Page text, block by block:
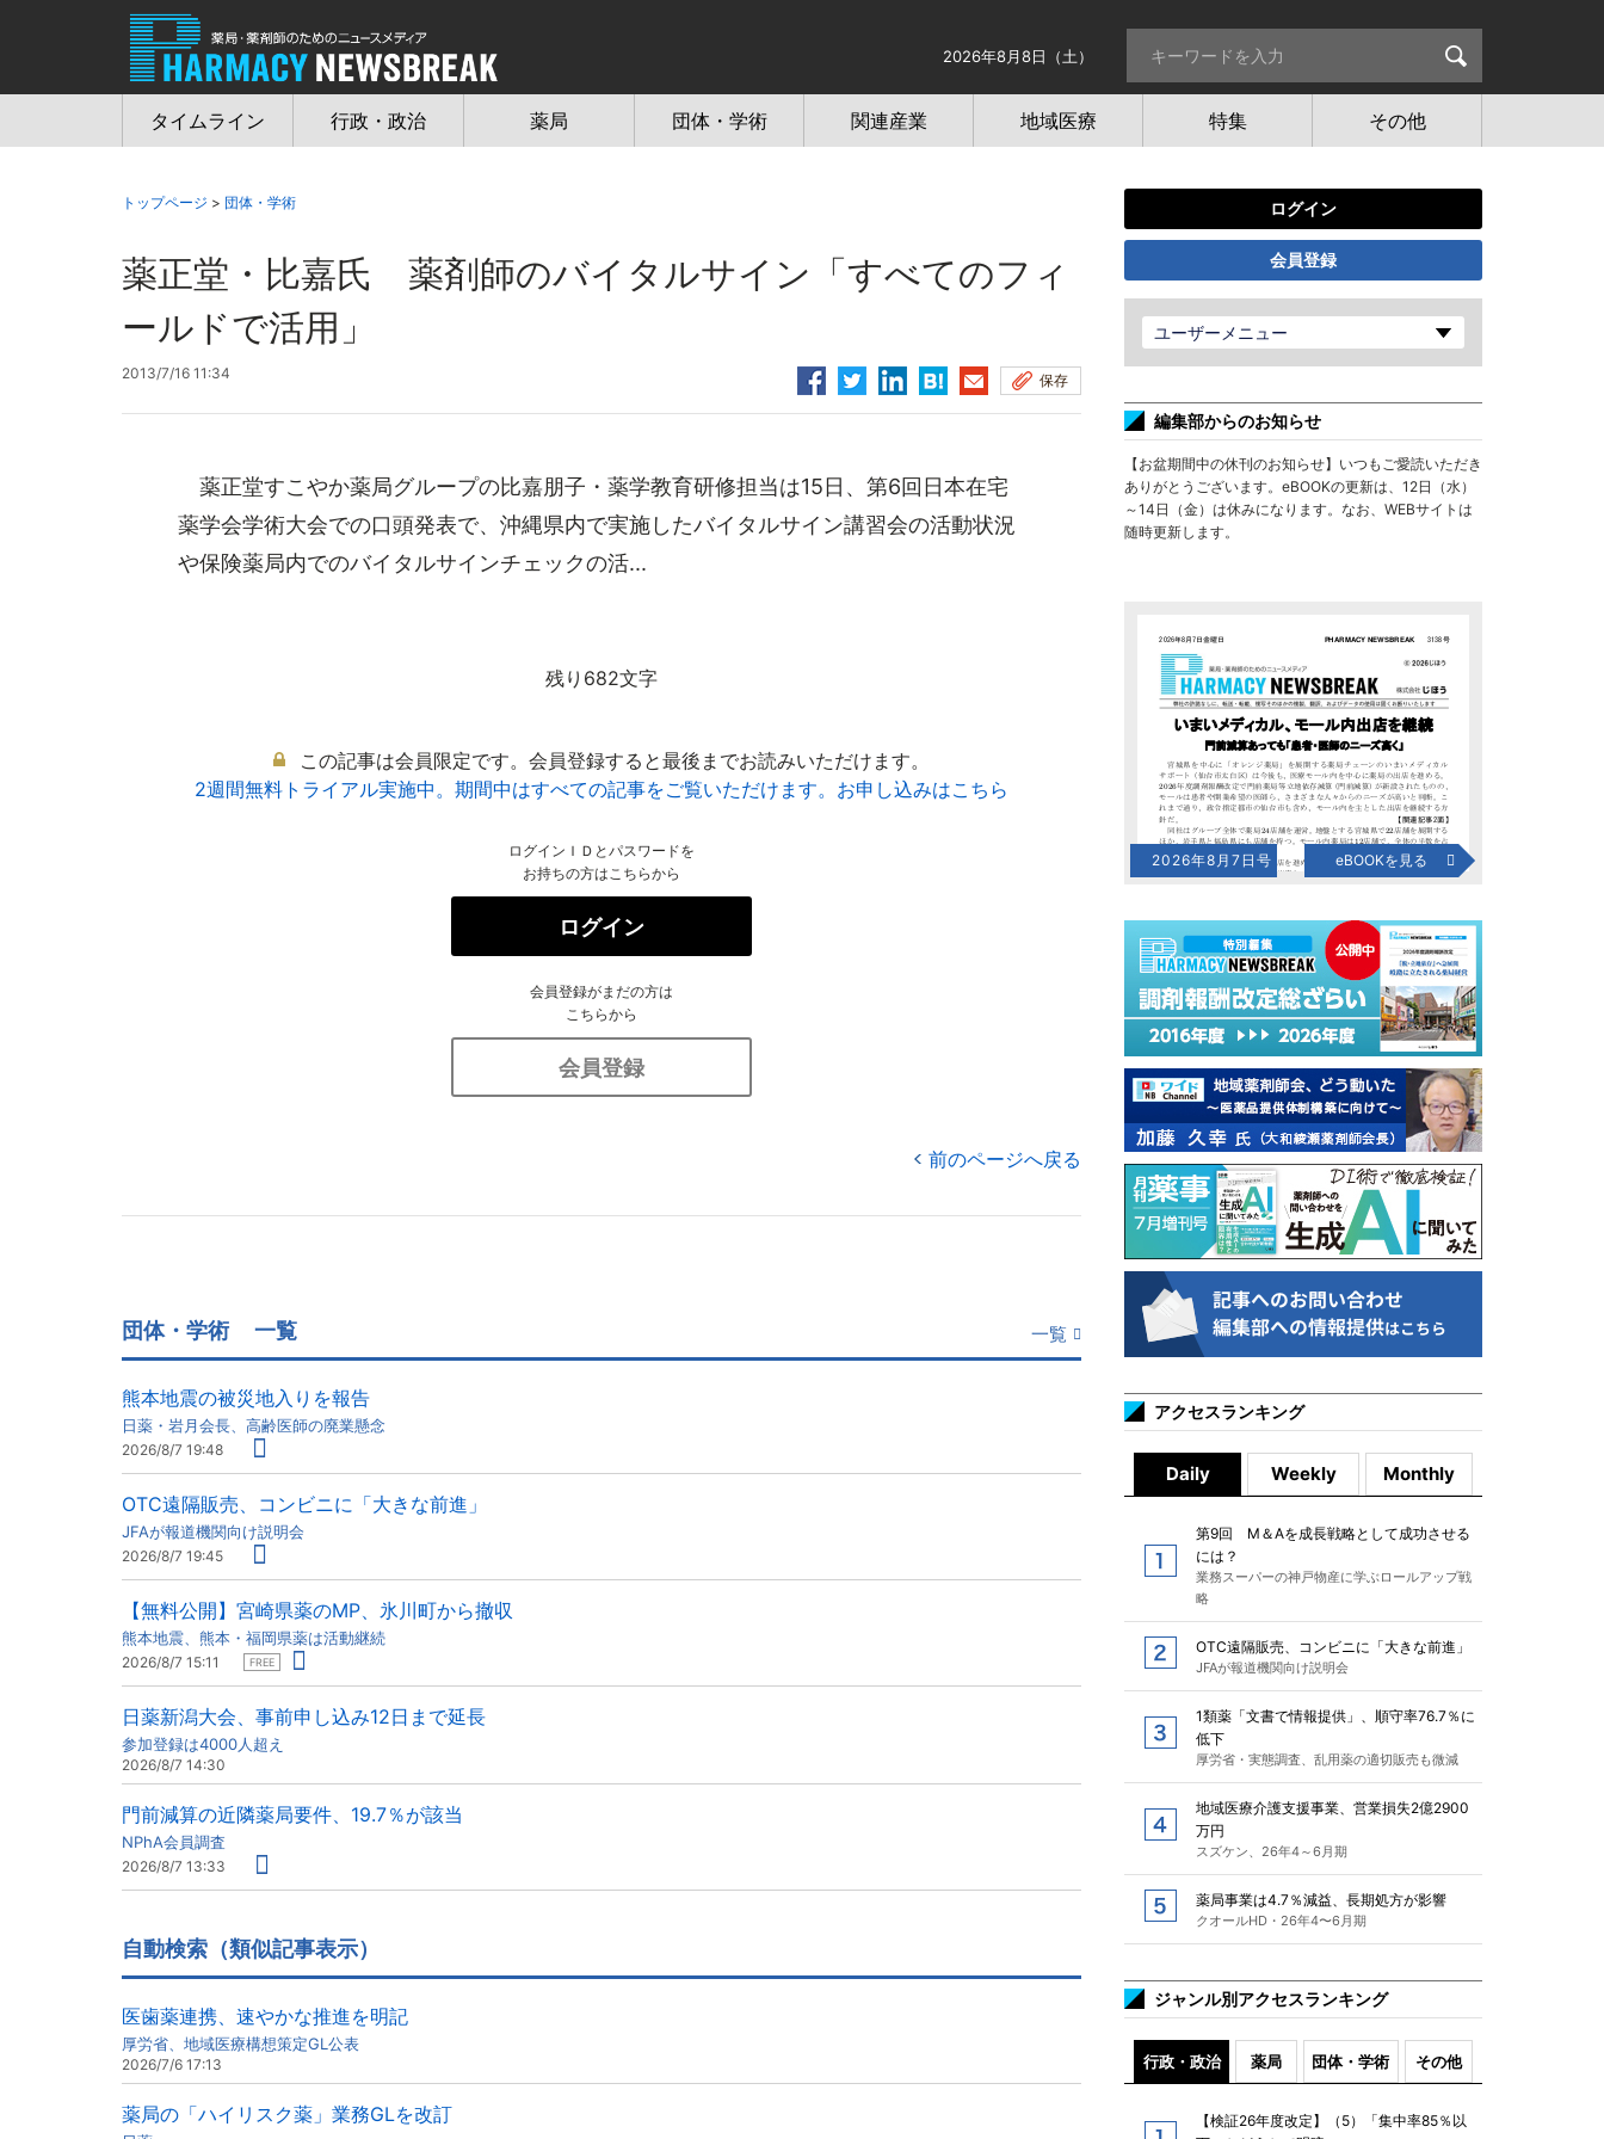
2026年8月8日（土）
タイムライン 行政・政治 薬局 団体・学術 関連産業 地域医療 特集 その他
トップページ > 団体・学術
薬正堂・比嘉氏 薬剤師のバイタルサイン「すべてのフィ
ールドで活用」
2013/7/16 11:34 保存
薬正堂すこやか薬局グループの比嘉朋子・薬学教育研修担当は15日、第6回日本在宅
薬学会学術大会での口頭発表で、沖縄県内で実施したバイタルサイン講習会の活動状況
や保険薬局内でのバイタルサインチェックの活...
残り682文字
この記事は会員限定です。会員登録すると最後までお読みいただけます。
2週間無料トライアル実施中。期間中はすべての記事をご覧いただけます。お申し込みはこちら
ログインＩＤとパスワードを
お持ちの方はこちらから
ログイン
会員登録がまだの方は
こちらから
会員登録
前のページへ戻る
団体・学術 一覧 一覧
熊本地震の被災地入りを報告
日薬・岩月会長、高齢医師の廃業懸念
2026/8/7 19:48
OTC遠隔販売、コンビニに「大きな前進」
JFAが報道機関向け説明会
2026/8/7 19:45
【無料公開】宮崎県薬のMP、氷川町から撤収
熊本地震、熊本・福岡県薬は活動継続
2026/8/7 15:11 FREE
日薬新潟大会、事前申し込み12日まで延長
参加登録は4000人超え
2026/8/7 14:30
門前減算の近隣薬局要件、19.7％が該当
NPhA会員調査
2026/8/7 13:33
自動検索（類似記事表示）
医歯薬連携、速やかな推進を明記
厚労省、地域医療構想策定GL公表
2026/7/6 17:13
薬局の「ハイリスク薬」業務GLを改訂
ログイン
会員登録
ユーザーメニュー
編集部からのお知らせ
【お盆期間中の休刊のお知らせ】いつもご愛読いただき
ありがとうございます。eBOOKの更新は、12日（水）
～14日（金）は休みになります。なお、WEBサイトは
随時更新します。
2026年8月7日号 eBOOKを見る
アクセスランキング
Daily Weekly Monthly
第9回 M＆Aを成長戦略として成功させる
には？
業務スーパーの神戸物産に学ぶロールアップ戦
略
OTC遠隔販売、コンビニに「大きな前進」
JFAが報道機関向け説明会
1類薬「文書で情報提供」、順守率76.7％に
低下
厚労省・実態調査、乱用薬の適切販売も微減
地域医療介護支援事業、営業損失2億2900
万円
スズケン、26年4～6月期
薬局事業は4.7％減益、長期処方が影響
クオールHD・26年4〜6月期
ジャンル別アクセスランキング
行政・政治 薬局 団体・学術 その他
【検証26年度改定】（5）「集中率85％以